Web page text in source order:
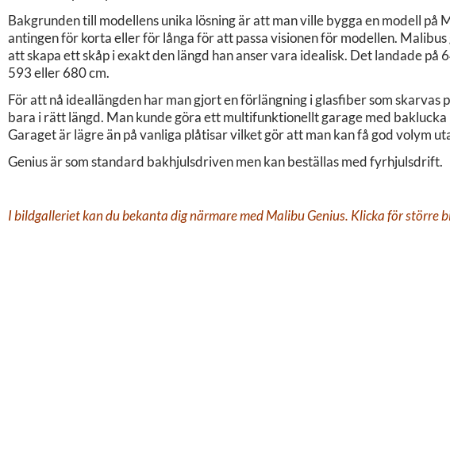
Bakgrunden till modellens unika lösning är att man ville bygga en modell på
antingen för korta eller för långa för att passa visionen för modellen.
att skapa ett skåp i exakt den längd han anser vara idealisk. Det landade på
593 eller 680 cm.
För att nå ideallängden har man gjort en förlängning i glasfiber som skarvas
bara i rätt längd. Man kunde göra ett multifunktionellt garage med
Garaget är lägre än på vanliga plåtisar vilket gör att man kan få god volym
Genius är som standard bakhjulsdriven men kan beställas med fyrhjulsdrift.
I bildgalleriet kan du bekanta dig närmare med Malibu Genius. Klicka för större